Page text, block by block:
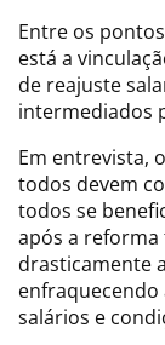
Entre os
está a
de reajuste
intermediados
Em entrevista,
todos devem
todos se
após a reforma
drasticamente
salários e